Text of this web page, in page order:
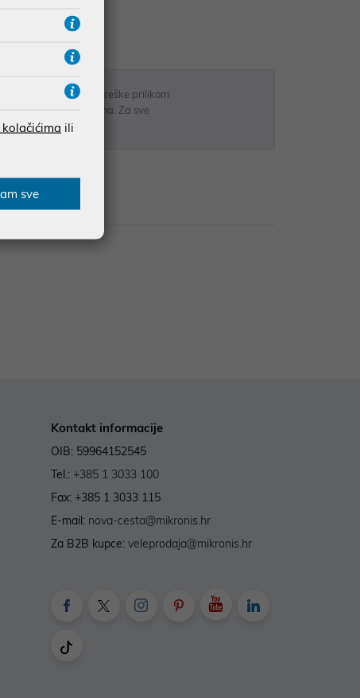
u opisu proizvoda, greške prilikom
odgovarati artiklima. Za sve
Kontakt informacije
OIB: 59964152545
Tel.: +385 1 3033 100
Fax: +385 1 3033 115
E-mail: nova-cesta@mikronis.hr
Za B2B kupce: veleprodaja@mikronis.hr
ili
sve